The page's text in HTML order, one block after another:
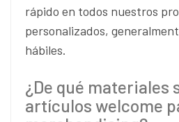
rápido en todos nuestros
personalizados,
hábiles.
¿De qué materiales
artículos welcome